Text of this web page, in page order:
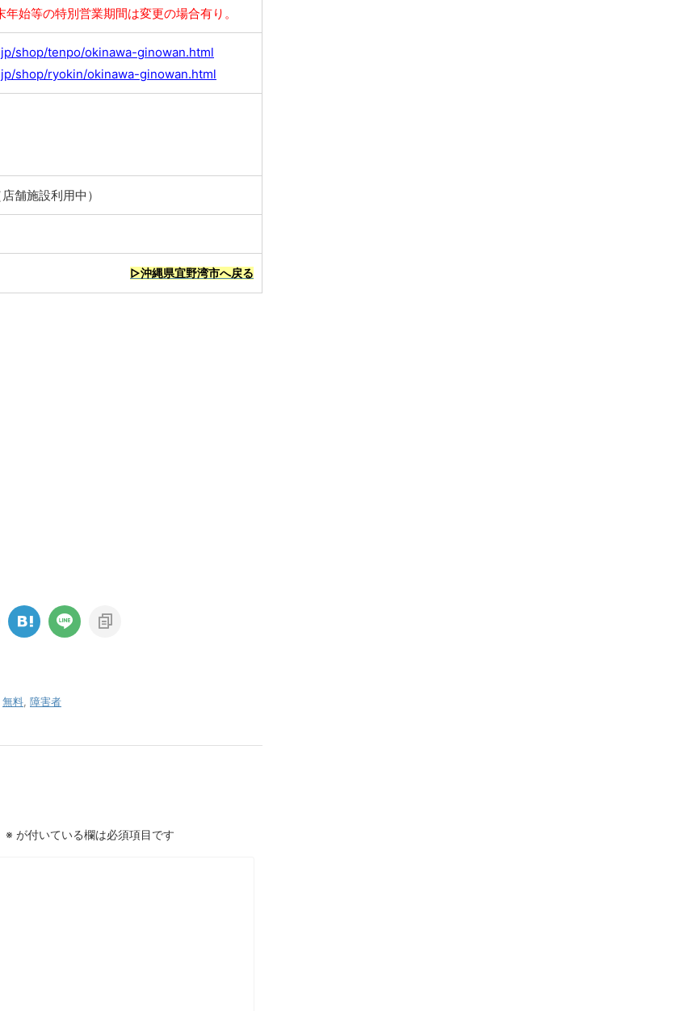
始等の特別営業期間は変更の場合有り。
shop/tenpo/okinawa-ginowan.html
shop/ryokin/okinawa-ginowan.html
舗施設利用中）
▷沖縄県宜野湾市へ戻る
無料 障害者
※ が付いている欄は必須項目です